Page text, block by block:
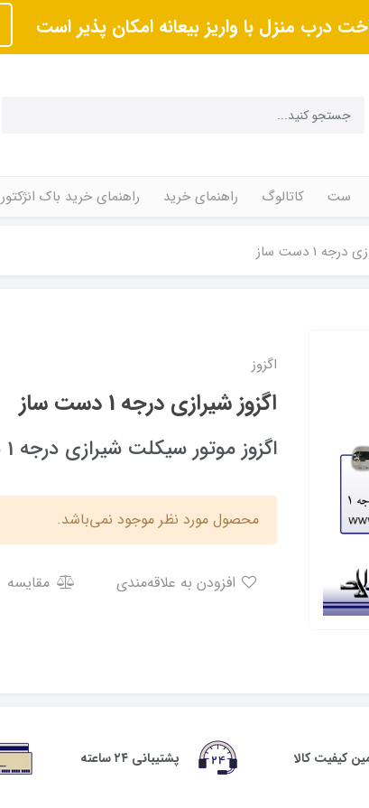
درب منزل با واریز بیعانه امکان پذیر است
ست کاتالوگ راهنمای خرید راهنمای خرید باک انژکتور
1 دست ساز
اگزوز
اگزوز شیرازی درجه 1 دست ساز
اگزوز موتور سیکلت شیرازی درجه 1 دست ساز
محصول مورد نظر موجود نمی‌باشد.
مقایسه
کیفیت کالا پشتیبانی ۲۴ ساعته